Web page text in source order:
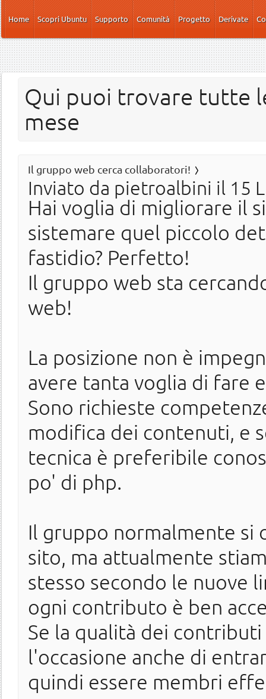
Salta al contenuto principale
Home
Scopri Ubuntu Supporto Comunità Progetto Derivate
Qui puoi trovare tutte
mese
Il gruppo web cerca collaboratori!
Inviato da pietroalbini il 15
Hai voglia di migliorare il
sistemare quel piccolo
fastidio? Perfetto!
Il gruppo web sta
web!
La posizione non è
avere tanta voglia di fare
Sono richieste
modifica dei contenuti, e
tecnica è preferibile
po' di php.
Il gruppo normalmente si
sito, ma attualmente
stesso secondo le nuove
ogni contributo è ben
Se la qualità dei
l'occasione anche di
quindi essere membri